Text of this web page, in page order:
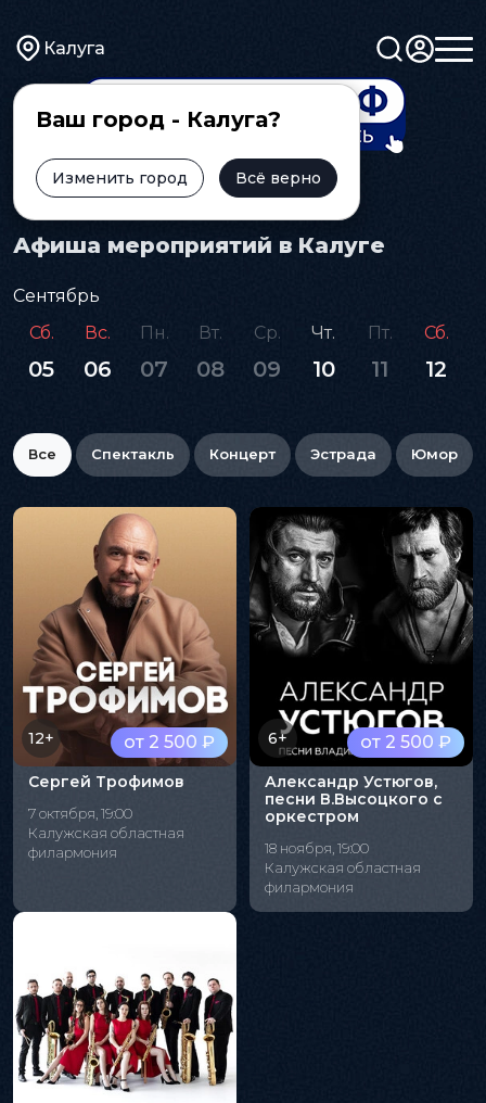
Калуга
Ваш город - Калуга?
Изменить город Всё верно
Главная Афиша
Афиша мероприятий в Калуге
Сентябрь
Сб.
05
Вс.
06
Пн.
07
Вт.
08
Ср.
09
Чт.
10
Пт.
11
Сб.
12
Все Спектакль Концерт Эстрада Юмор
от 2 500 ₽
12+
Сергей Трофимов
7 октября, 19:00
Калужская областная
филармония
от 2 500 ₽
6+
Александр Устюгов,
песни В.Высоцкого с
оркестром
18 ноября, 19:00
Калужская областная
филармония